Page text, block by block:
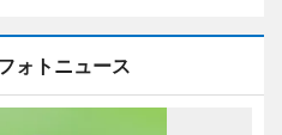
ォトニュース